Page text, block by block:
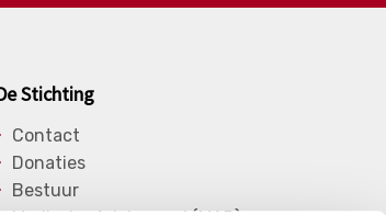
Stichting
Contact
Donaties
Bestuur